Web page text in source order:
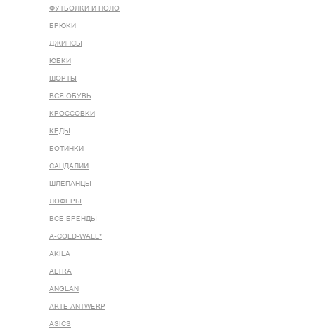
ФУТБОЛКИ И ПОЛО
БРЮКИ
ДЖИНСЫ
ЮБКИ
ШОРТЫ
ВСЯ ОБУВЬ
КРОССОВКИ
КЕДЫ
БОТИНКИ
САНДАЛИИ
ШЛЕПАНЦЫ
ЛОФЕРЫ
ВСЕ БРЕНДЫ
A-COLD-WALL*
AKILA
ALTRA
ANGLAN
ARTE ANTWERP
ASICS